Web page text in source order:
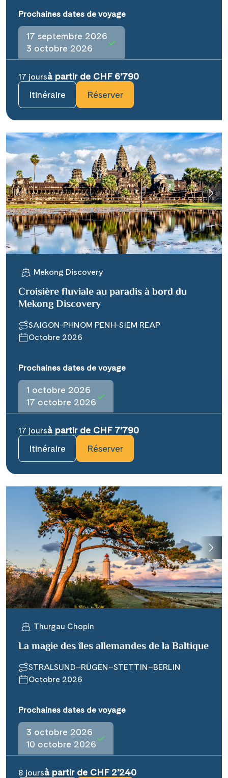
Prochaines dates de voyage
17 septembre 2026
3 octobre 2026
17 joursà partir de CHF 6’790
Itinéraire
Réserver
Mekong Discovery
Croisière fluviale au paradis à bord du
Mekong Discovery
SAIGON-PHNOM PENH-SIEM REAP
Octobre 2026
Prochaines dates de voyage
1 octobre 2026
17 octobre 2026
17 joursà partir de CHF 7’790
Itinéraire
Réserver
Thurgau Chopin
La magie des îles allemandes de la Baltique
STRALSUND–RÜGEN–STETTIN–BERLIN
Octobre 2026
Prochaines dates de voyage
3 octobre 2026
10 octobre 2026
8 joursà partir de CHF 2’240